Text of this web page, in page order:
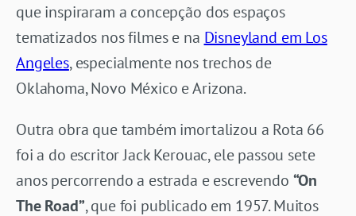
que inspiraram a concepção dos espaços
tematizados nos filmes e na Disneyland em Los
Angeles, especialmente nos trechos de
Oklahoma, Novo México e Arizona.
Outra obra que também imortalizou a Rota 66
foi a do escritor Jack Kerouac, ele passou sete
anos percorrendo a estrada e escrevendo “On
The Road”, que foi publicado em 1957. Muitos